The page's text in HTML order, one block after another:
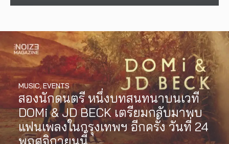
สองนักดนตรี หนึ่งบทสนทนาบนเวที
DOMi & JD BECK เตรียมกลับมาพบ
แฟนเพลงในกรุงเทพฯ อีกครั้ง วันที่ 24
MUSIC,EVENTS